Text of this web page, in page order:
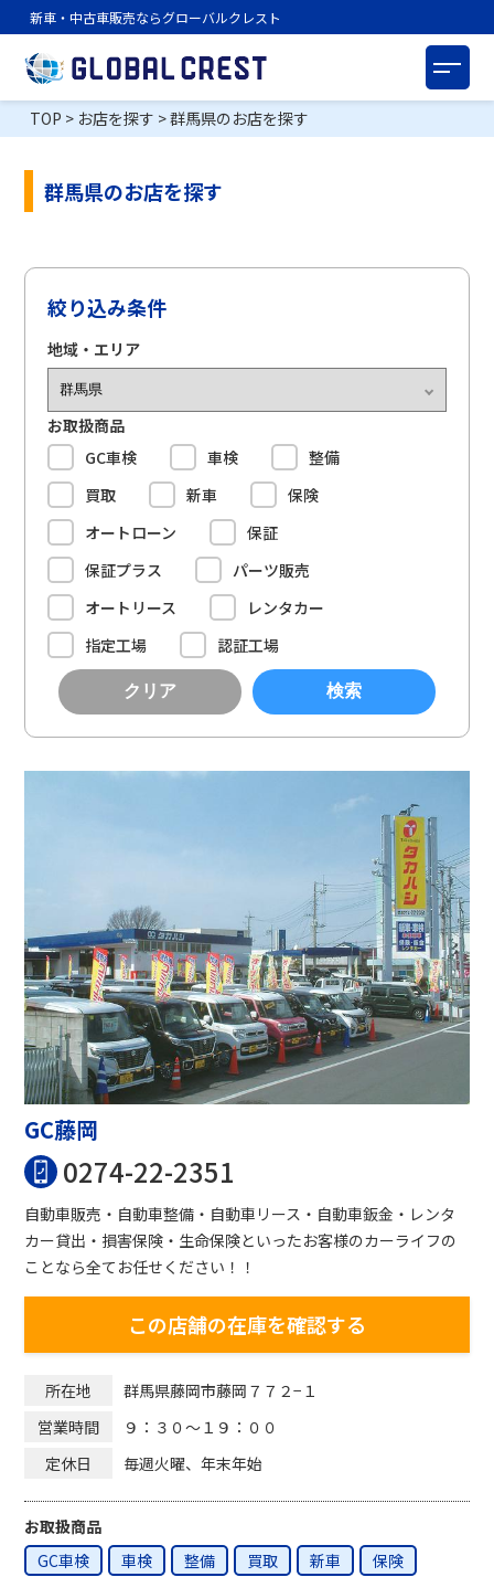
新車・中古車販売ならグローバルクレスト
TOP > お店を探す >群馬県のお店を探す
群馬県のお店を探す
絞り込み条件
地域・エリア
お取扱商品
GC車検
車検
整備
買取
新車
保険
オートローン
保証
保証プラス
パーツ販売
オートリース
レンタカー
指定工場
認証工場
クリア 検索
GC藤岡
0274-22-2351
自動車販売・自動車整備・自動車リース・自動車鈑金・レンタ
カー貸出・損害保険・生命保険といったお客様のカーライフの
ことなら全てお任せください！！
この店舗の在庫を確認する
所在地
群馬県藤岡市藤岡７７２−１
営業時間
９：３０〜１９：００
定休日
毎週火曜、年末年始
お取扱商品
GC車検
車検 整備 買取 新車
保険